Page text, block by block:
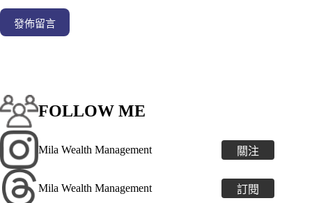
發佈留言
FOLLOW ME
Mila Wealth Management 關注
Mila Wealth Management 訂閱